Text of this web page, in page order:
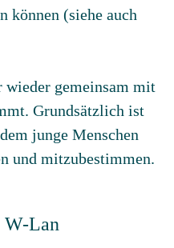
können (siehe auch
wieder gemeinsam mit
Grundsätzlich ist
junge Menschen
und mitzubestimmen.
W-Lan